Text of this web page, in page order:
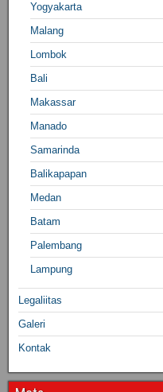
Yogyakarta
Malang
Lombok
Bali
Makassar
Manado
Samarinda
Balikapapan
Medan
Batam
Palembang
Lampung
Legaliitas
Galeri
Kontak